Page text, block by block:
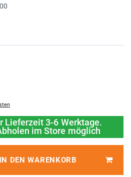
Lieferzeit 3-6 Werktage.
im Store möglich
IN DEN WARENKORB